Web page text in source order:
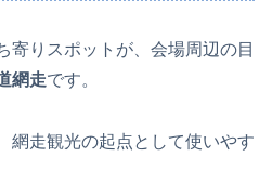
寄りスポットが、会場周辺の目
網走です。
網走観光の起点として使いやす